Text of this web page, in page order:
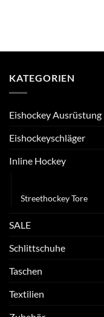
KATEGORIEN
Eishockey Ausrüstung
Eishockeyschläger
Inline Hockey
Streethockey Tore
SALE
Schlittschuhe
Taschen
Textilien